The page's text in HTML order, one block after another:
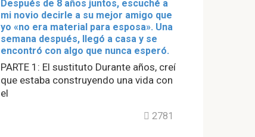
Después de 8 años juntos, escuché a
mi novio decirle a su mejor amigo que
yo «no era material para esposa». Una
semana después, llegó a casa y se
encontró con algo que nunca esperó.
PARTE 1: El sustituto Durante años, creí
que estaba construyendo una vida con
el
2781